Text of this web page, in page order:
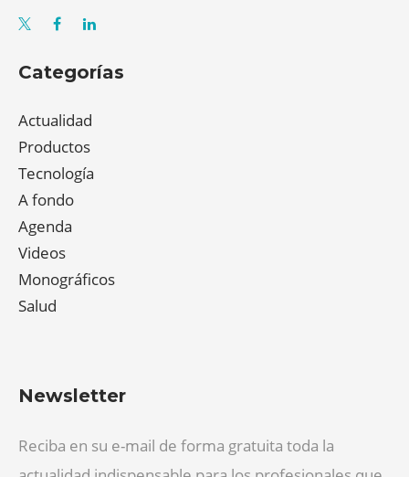
Categorías
Actualidad
Productos
Tecnología
A fondo
Agenda
Videos
Monográficos
Salud
Newsletter
Reciba en su e-mail de forma gratuita toda la